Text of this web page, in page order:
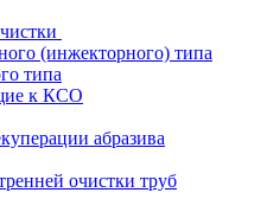
(инжекторного) типа
типа
к КСО
абразива
очистки труб